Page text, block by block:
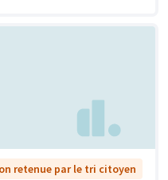
retenue par le tri citoyen